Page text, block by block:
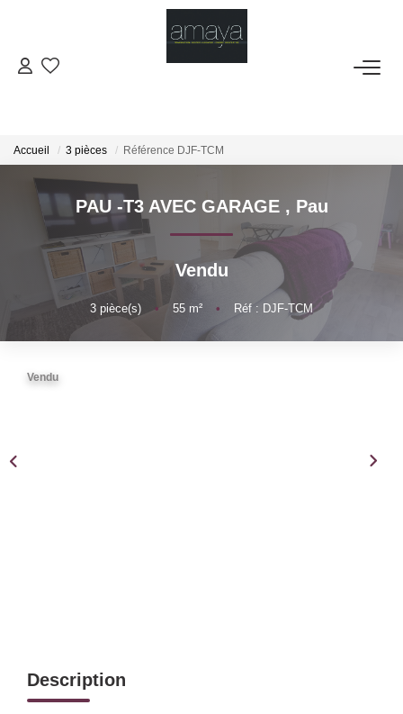
LOUER
GESTION
ESTIMATION
Accueil 3 pièces Référence DJF-TCM
PAU -T3 AVEC GARAGE , Pau
Vendu
3 pièce(s) • 55 m² • Réf : DJF-TCM
Vendu
Description